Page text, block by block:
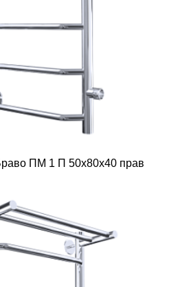
ПМ 1 П 50х80х40 прав